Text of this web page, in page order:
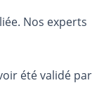
Nos experts
été validé par